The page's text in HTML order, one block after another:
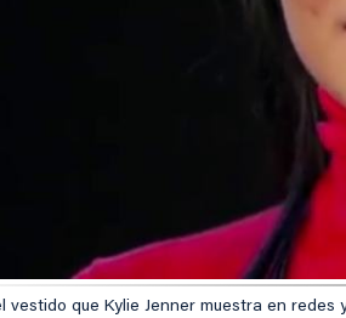
vestido que Kylie Jenner muestra en redes